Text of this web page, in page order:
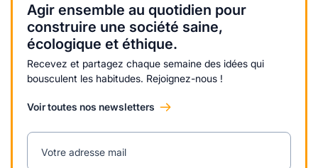
Agir ensemble au quotidien pour
construire une société saine,
écologique et éthique.
Recevez et partagez chaque semaine des idées qui
bousculent les habitudes. Rejoignez-nous !
Voir toutes nos newsletters
Votre adresse mail